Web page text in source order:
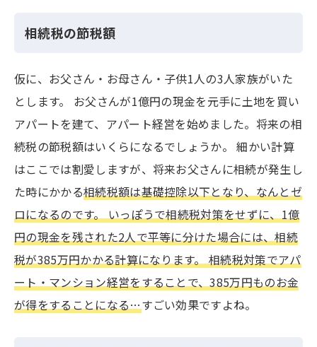
相続税の節税額
仮に、お父さん・お母さん・子供1人の3人家族がいた
とします。 お父さんが1億円の現金を元手に土地を買い
アパートを建て、アパート経営を始めました。将来の相
続税の節税額はいくらになるでしょうか。 細かい計算
はここでは割愛しますが、将来お父さんに相続が発生し
た時にかかる相続税額は基礎控除以下となり、なんとゼ
ロになるのです。 いっぽうで相続税対策をせずに、1億
円の現金を残された2人で平等に分けた場合には、相続
税が385万円かかる計算になります。 相続税対策でアパ
ート・マンション経営をすることで、385万円ものお金
が得をすることになる…すごい効果ですよね。